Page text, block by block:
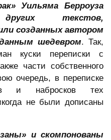
Уильяма Берроуза
текстов,
созданных автором
шедевром. Так,
куски переписки с
части собственного
очередь, в переписке
и набросков тех
не были дописаны
и скомпонованы